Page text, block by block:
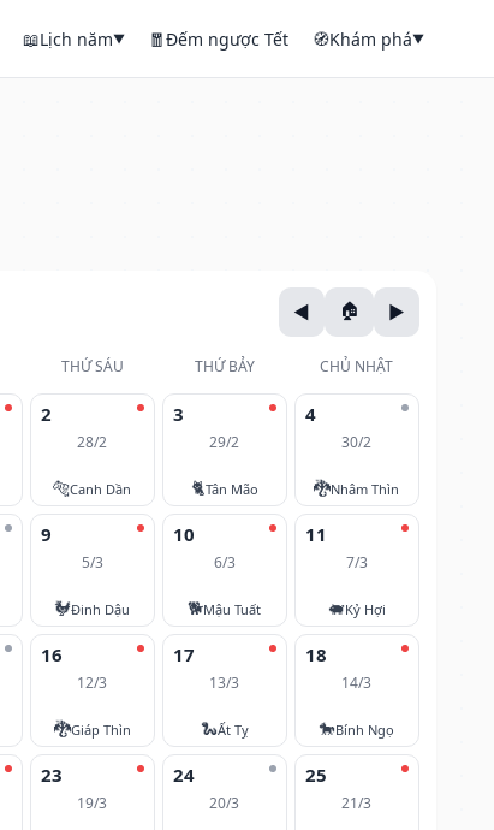
📖Lịch năm▼ 🧧Đếm ngược Tết 🧭Khám phá▼
THỨ SÁU THỨ BẢY CHỦ NHẬT
2
28/2
🐅Canh Dần
3
29/2
🐈Tân Mão
4
30/2
🐉Nhâm Thìn
9
5/3
🐓Đinh Dậu
10
6/3
🐕Mậu Tuất
11
7/3
🐖Kỷ Hợi
16
12/3
🐉Giáp Thìn
17
13/3
🐍Ất Tỵ
18
14/3
🐎Bính Ngọ
23
19/3
24
20/3
25
21/3